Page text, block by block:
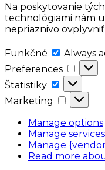
Na poskytovanie
technológiami nám
nepriaznivo
Funkčné
Always
Preferences
Štatistiky
Štatistiky
Marketing
Manage options
Manage services
Manage
Read more